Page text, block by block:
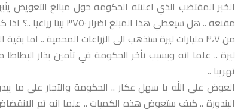
الخبر المقتضب الذي اعلنته الحكومة حول مبالغ التعويض
مقنعة .. هل سيغطي هذا
تهريبا ..
العوض على الله يا سهل عكار .. الحكومة والتجار على ما